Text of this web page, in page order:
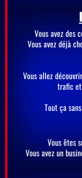
Vous avez des
Vous avez déjà
Vous allez
trafic et
Tout ça
Vous êtes
Vous avez un